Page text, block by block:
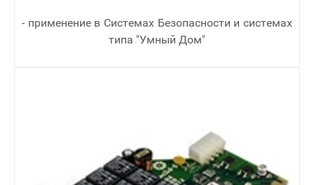
- применение в Cистемах Безопасности и системах
типа "Умный Дом"